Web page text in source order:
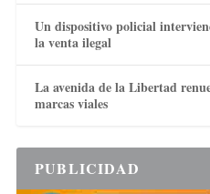
Un dispositivo policial
la venta ilegal
La avenida de la Libertad
marcas viales
PUBLICIDAD